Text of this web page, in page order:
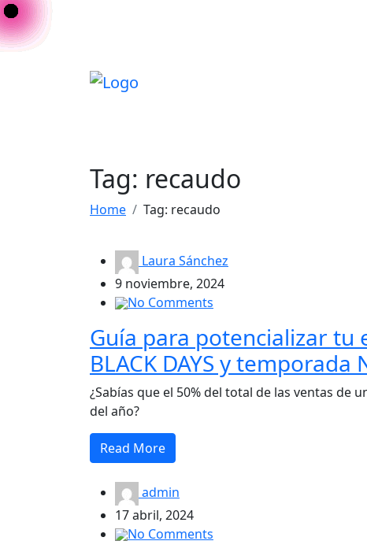
Tag: recaudo
Home Tag: recaudo
Laura Sánchez
9 noviembre, 2024
No Comments
Guía para potencializar tu
BLACK DAYS y temporada
¿Sabías que el 50% del total de las ventas de
del año?
Read More
admin
17 abril, 2024
No Comments